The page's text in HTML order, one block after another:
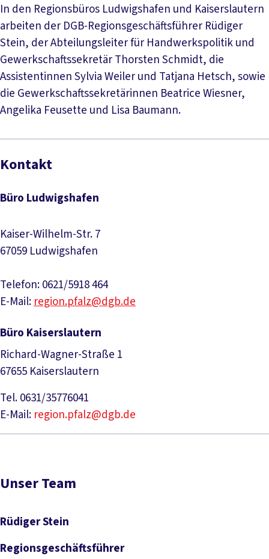
In den Regionsbüros Ludwigshafen und Kaiserslautern
arbeiten der DGB-Regionsgeschäftsführer Rüdiger
Stein, der Abteilungsleiter für Handwerkspolitik und
Gewerkschaftssekretär Thorsten Schmidt, die
Assistentinnen Sylvia Weiler und Tatjana Hetsch, sowie
die Gewerkschaftssekretärinnen Beatrice Wiesner,
Angelika Feusette und Lisa Baumann.
Kontakt
Büro Ludwigshafen
Kaiser-Wilhelm-Str. 7
67059 Ludwigshafen
Telefon: 0621/5918 464
E-Mail:region.pfalz@dgb.de
Büro Kaiserslautern
Richard-Wagner-Straße 1
67655 Kaiserslautern
Tel. 0631/35776041
E-Mail: region.pfalz@dgb.de
Unser Team
Rüdiger Stein
Regionsgeschäftsführer